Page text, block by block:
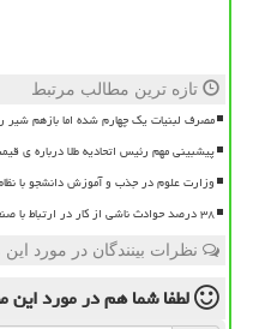
تازه ترین مطالب مرتبط
مصرف لبنیات یک چهارم شده اما بازهم شیر
پیشبینی مهم رئیس اتحادیه طلا درباره ی
وزارت علوم در جذب و آموزش دانشجو با
۳۸ درصد حوادث ناشی از کار در ارتباط با صنعت ساختمان سازی است
نظرات بینندگان در مورد
لطفا شما همدر مورد این